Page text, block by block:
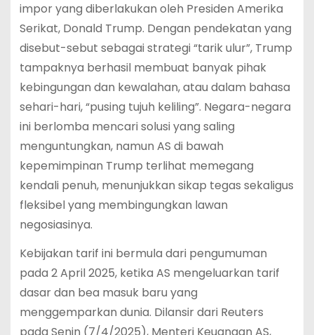
impor yang diberlakukan oleh Presiden Amerika
Serikat, Donald Trump. Dengan pendekatan yang
disebut-sebut sebagai strategi “tarik ulur”, Trump
tampaknya berhasil membuat banyak pihak
kebingungan dan kewalahan, atau dalam bahasa
sehari-hari, “pusing tujuh keliling”. Negara-negara
ini berlomba mencari solusi yang saling
menguntungkan, namun AS di bawah
kepemimpinan Trump terlihat memegang
kendali penuh, menunjukkan sikap tegas sekaligus
fleksibel yang membingungkan lawan
negosiasinya.
Kebijakan tarif ini bermula dari pengumuman
pada 2 April 2025, ketika AS mengeluarkan tarif
dasar dan bea masuk baru yang
menggemparkan dunia. Dilansir dari Reuters